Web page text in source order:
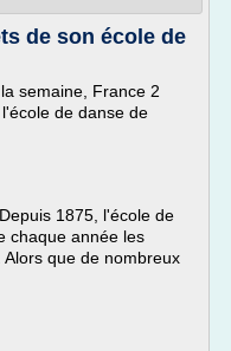
de son école de
semaine, France 2
de danse de
1875, l'école de
chaque année les
que de nombreux